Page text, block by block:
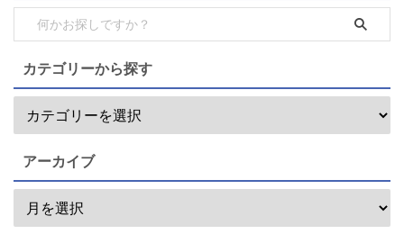
カテゴリーから探す
アーカイブ